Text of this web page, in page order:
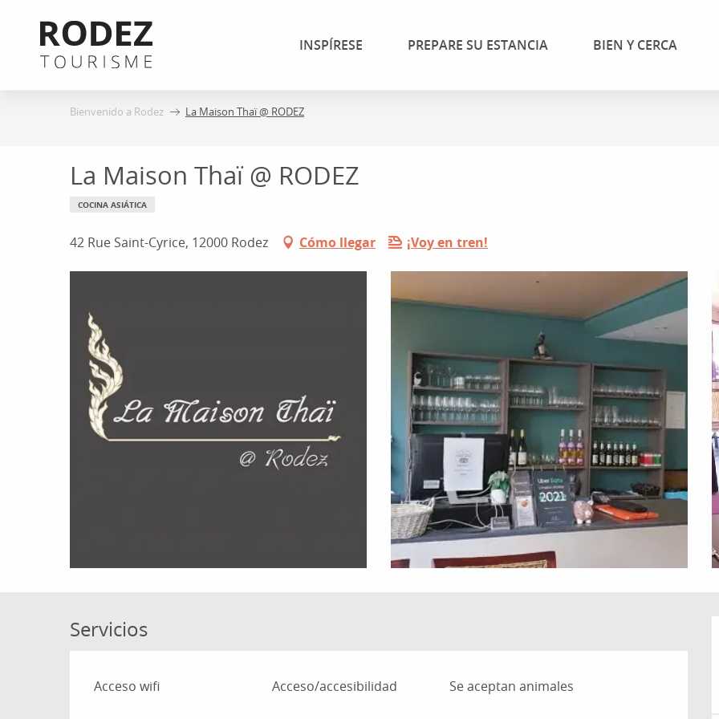
contenu
INSPÍRESE PREPARE SU ESTANCIA BIEN Y CERCA
Bienvenido a Rodez La Maison Thaï @ RODEZ
La Maison Thaï @ RODEZ
COCINA ASIÁTICA
42 Rue Saint-Cyrice, 12000 Rodez Cómo llegar ¡Voy en tren!
Servicios
Acceso wifi Acceso/accesibilidad Se aceptan animales